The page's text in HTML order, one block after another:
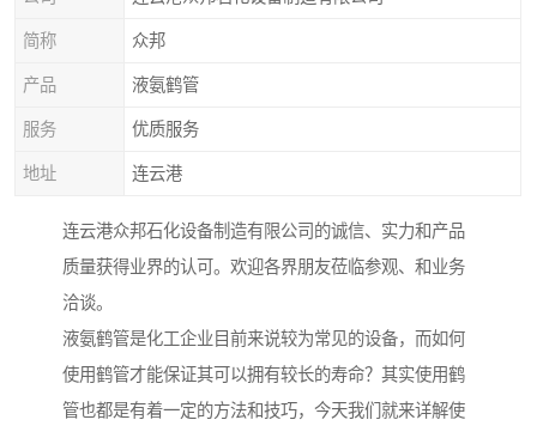
简称 众邦
产品 液氨鹤管
服务 优质服务
地址 连云港
连云港众邦石化设备制造有限公司的诚信、实力和产品
质量获得业界的认可。欢迎各界朋友莅临参观、和业务
洽谈。
液氨鹤管是化工企业目前来说较为常见的设备，而如何
使用鹤管才能保证其可以拥有较长的寿命？其实使用鹤
管也都是有着一定的方法和技巧，今天我们就来详解使